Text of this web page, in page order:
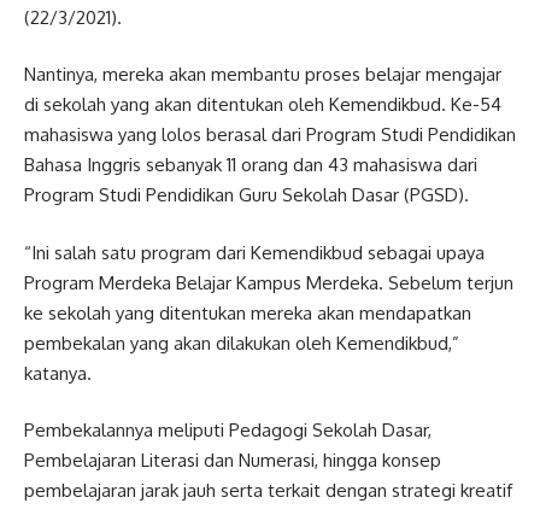
(22/3/2021).
Nantinya, mereka akan membantu proses belajar mengajar
di sekolah yang akan ditentukan oleh Kemendikbud. Ke-54
mahasiswa yang lolos berasal dari Program Studi Pendidikan
Bahasa Inggris sebanyak 11 orang dan 43 mahasiswa dari
Program Studi Pendidikan Guru Sekolah Dasar (PGSD).
“Ini salah satu program dari Kemendikbud sebagai upaya
Program Merdeka Belajar Kampus Merdeka. Sebelum terjun
ke sekolah yang ditentukan mereka akan mendapatkan
pembekalan yang akan dilakukan oleh Kemendikbud,”
katanya.
Pembekalannya meliputi Pedagogi Sekolah Dasar,
Pembelajaran Literasi dan Numerasi, hingga konsep
pembelajaran jarak jauh serta terkait dengan strategi kreatif